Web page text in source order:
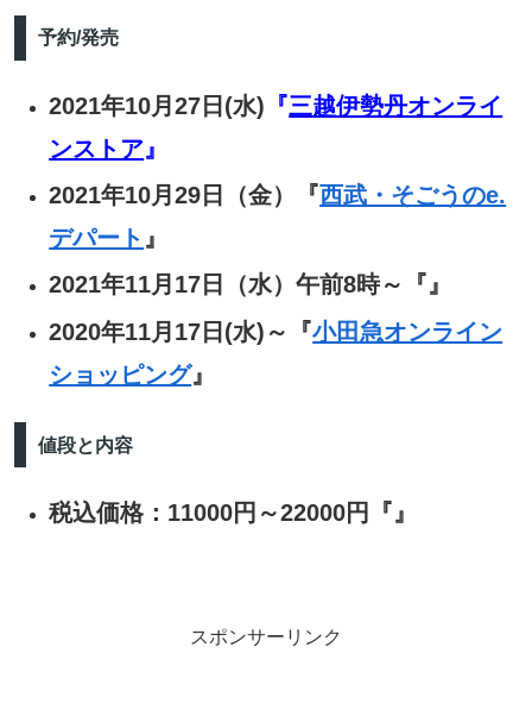
予約/発売
2021年10月27日(水) 『三越伊勢丹オンライ
ンストア』
2021年10月29日（金）『西武・そごうのe.
デパート 』
2021年11月17日（水）午前8時～『』
2020年11月17日(水)～『小田急オンライン
ショッピング』
値段と内容
税込価格：11000円～22000円『』
スポンサーリンク